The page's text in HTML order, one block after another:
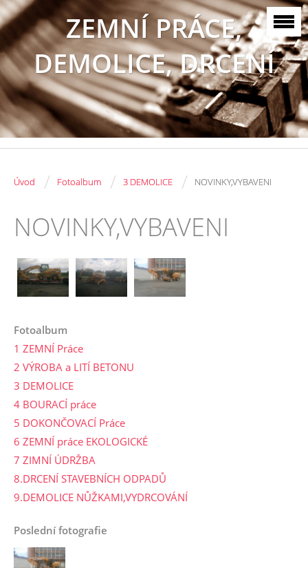
ZEMNÍ PRÁCE,
DEMOLICE, DRCENÍ
Úvod / Fotoalbum / 3 DEMOLICE / NOVINKY,VYBAVENI
NOVINKY,VYBAVENI
Fotoalbum
1 ZEMNÍ Práce
2 VÝROBA a LITÍ BETONU
3 DEMOLICE
4 BOURACÍ práce
5 DOKONČOVACÍ Práce
6 ZEMNÍ práce EKOLOGICKÉ
7 ZIMNÍ ÚDRŽBA
8.DRCENÍ STAVEBNÍCH ODPADŮ
9.DEMOLICE NŮŽKAMI,VYDRCOVÁNÍ
Poslední fotografie